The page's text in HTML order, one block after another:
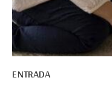
ENTRADA